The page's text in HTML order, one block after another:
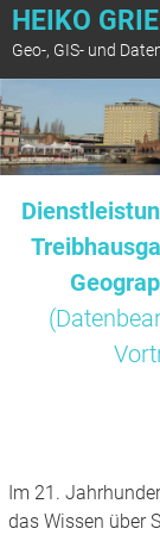
Zum
springen
HEIKO
Geo-, GIS- und
Im 21.
das Wissen über